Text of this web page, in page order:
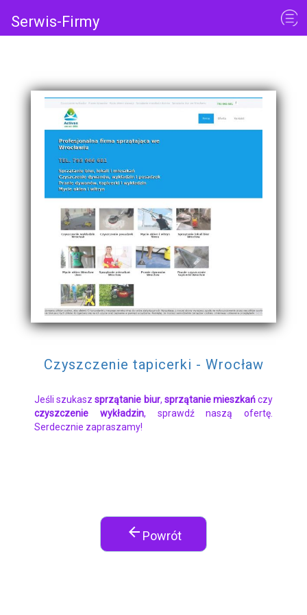
Serwis-Firmy
Czyszczenie tapicerki - Wrocław
Jeśli szukaszsprzątanie biur, sprzątanie mieszkańczy
czyszczenie wykładzin, sprawdź naszą ofertę.
Serdecznie zapraszamy!
arrow_back Powrót